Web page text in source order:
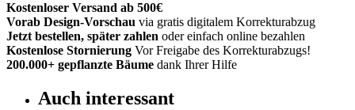
Kostenloser Versand ab 500€
Vorab Design-Vorschau via gratis digitalem Korrekturabzug
Jetzt bestellen, später zahlen oder einfach online bezahlen
Kostenlose Stornierung Vor Freigabe des Korrekturabzugs!
200.000+ gepflanzte Bäume dank Ihrer Hilfe
Auch interessant